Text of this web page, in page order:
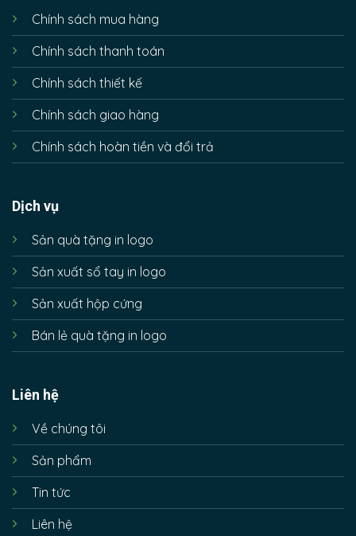
Chính sách mua hàng
Chính sách thanh toán
Chính sách thiết kế
Chính sách giao hàng
Chính sách hoàn tiền và đổi trả
Dịch vụ
Sản quà tặng in logo
Sản xuất sổ tay in logo
Sản xuất hộp cứng
Bán lẻ quà tặng in logo
Liên hệ
Về chúng tôi
Sản phẩm
Tin tức
Liên hệ